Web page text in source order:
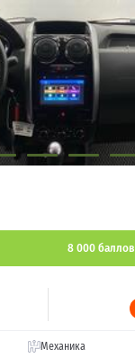
8 000 баллов
Механика